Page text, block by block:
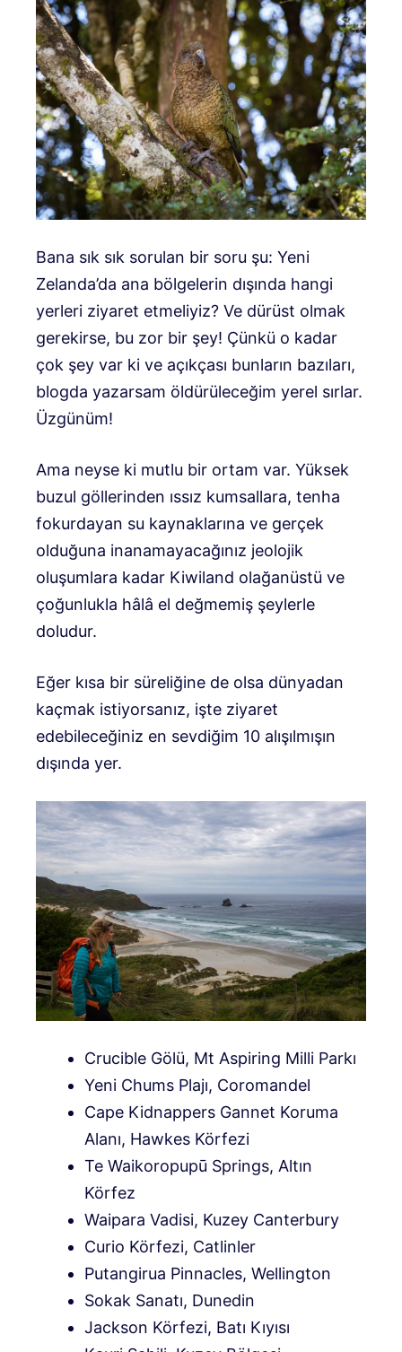
Bana sık sık sorulan bir soru şu: Yeni
Zelanda’da ana bölgelerin dışında hangi
yerleri ziyaret etmeliyiz? Ve dürüst olmak
gerekirse, bu zor bir şey! Çünkü o kadar
çok şey var ki ve açıkçası bunların bazıları,
blogda yazarsam öldürüleceğim yerel sırlar.
Üzgünüm!
Ama neyse ki mutlu bir ortam var. Yüksek
buzul göllerinden ıssız kumsallara, tenha
fokurdayan su kaynaklarına ve gerçek
olduğuna inanamayacağınız jeolojik
oluşumlara kadar Kiwiland olağanüstü ve
çoğunlukla hâlâ el değmemiş şeylerle
doludur.
Eğer kısa bir süreliğine de olsa dünyadan
kaçmak istiyorsanız, işte ziyaret
edebileceğiniz en sevdiğim 10 alışılmışın
dışında yer.
Crucible Gölü, Mt Aspiring Milli Parkı
Yeni Chums Plajı, Coromandel
Cape Kidnappers Gannet Koruma
Alanı, Hawkes Körfezi
Te Waikoropupū Springs, Altın
Körfez
Waipara Vadisi, Kuzey Canterbury
Curio Körfezi, Catlinler
Putangirua Pinnacles, Wellington
Sokak Sanatı, Dunedin
Jackson Körfezi, Batı Kıyısı